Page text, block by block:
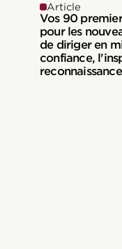
Article
Vos 90
pour les
de diriger en
confiance,
reconnaissance